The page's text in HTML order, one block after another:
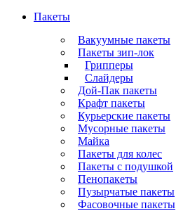
Пакеты
Вакуумные пакеты
Пакеты зип-лок
Грипперы
Слайдеры
Дой-Пак пакеты
Крафт пакеты
Курьерские пакеты
Мусорные пакеты
Майка
Пакеты для колес
Пакеты с подушкой
Пенопакеты
Пузырчатые пакеты
Фасовочные пакеты